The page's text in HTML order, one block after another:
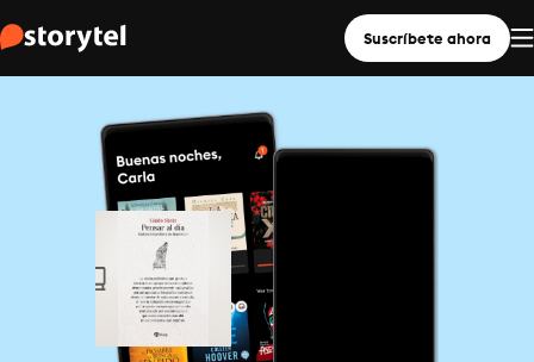
Suscríbete ahora